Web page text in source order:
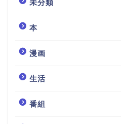
未分類
本
漫画
生活
番組